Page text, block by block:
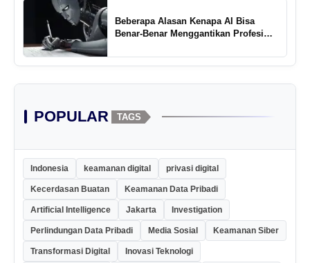
Beberapa Alasan Kenapa AI Bisa
Benar-Benar Menggantikan Profesi
POPULAR TAGS
Indonesia keamanan digital privasi digital
Kecerdasan Buatan Keamanan Data Pribadi
Artificial Intelligence Jakarta Investigation
Perlindungan Data Pribadi Media Sosial Keamanan Siber
Transformasi Digital Inovasi Teknologi